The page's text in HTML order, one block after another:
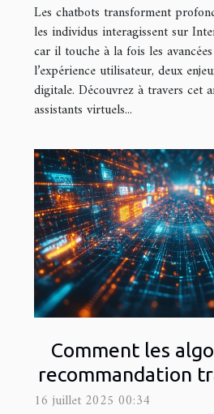
Les chatbots transforment
les individus interagissent sur
car il touche à la fois les
l’expérience utilisateur, deux
digitale. Découvrez à travers cet
assistants virtuels...
Comment les
recommandation
ils le commerce
16 juillet 2025 00:34